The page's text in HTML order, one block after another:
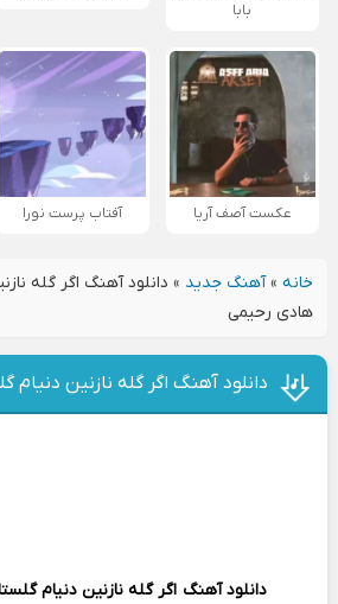
بابا
عکست آصف آریا آفتاب پرست نورا
خانه»آهنگ جدید » دانلود آهنگ اگر گله
هادی رحیمی
دانلود آهنگ اگر گله نازنین
دانلود آهنگ اگر گله نازنین دنیام